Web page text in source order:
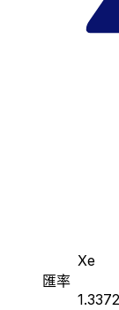
Xe
匯率